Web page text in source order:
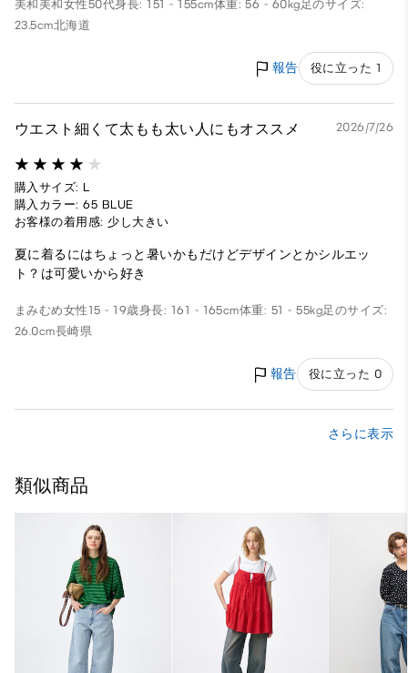
美和美和女性50代身長: 151 - 155cm体重: 56 - 60kg 足のサイズ:
23.5cm北海道
報告 役に立った 1
ウエスト細くて太もも太い人にもオススメ 2026/7/26
購入サイズ: L
購入カラー: 65 BLUE
お客様の着用感: 少し大きい
夏に着るにはちょっと暑いかもだけどデザインとかシルエッ
ト？は可愛いから好き
まみむめ女性 15 - 19歳身長: 161 - 165cm体重: 51 - 55kg足のサイズ:
26.0cm長崎県
報告 役に立った 0
さらに表示
類似商品